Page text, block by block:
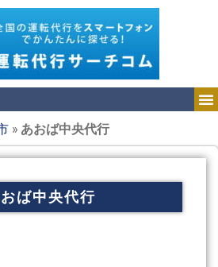
» あおば中央代行
ば中央代行